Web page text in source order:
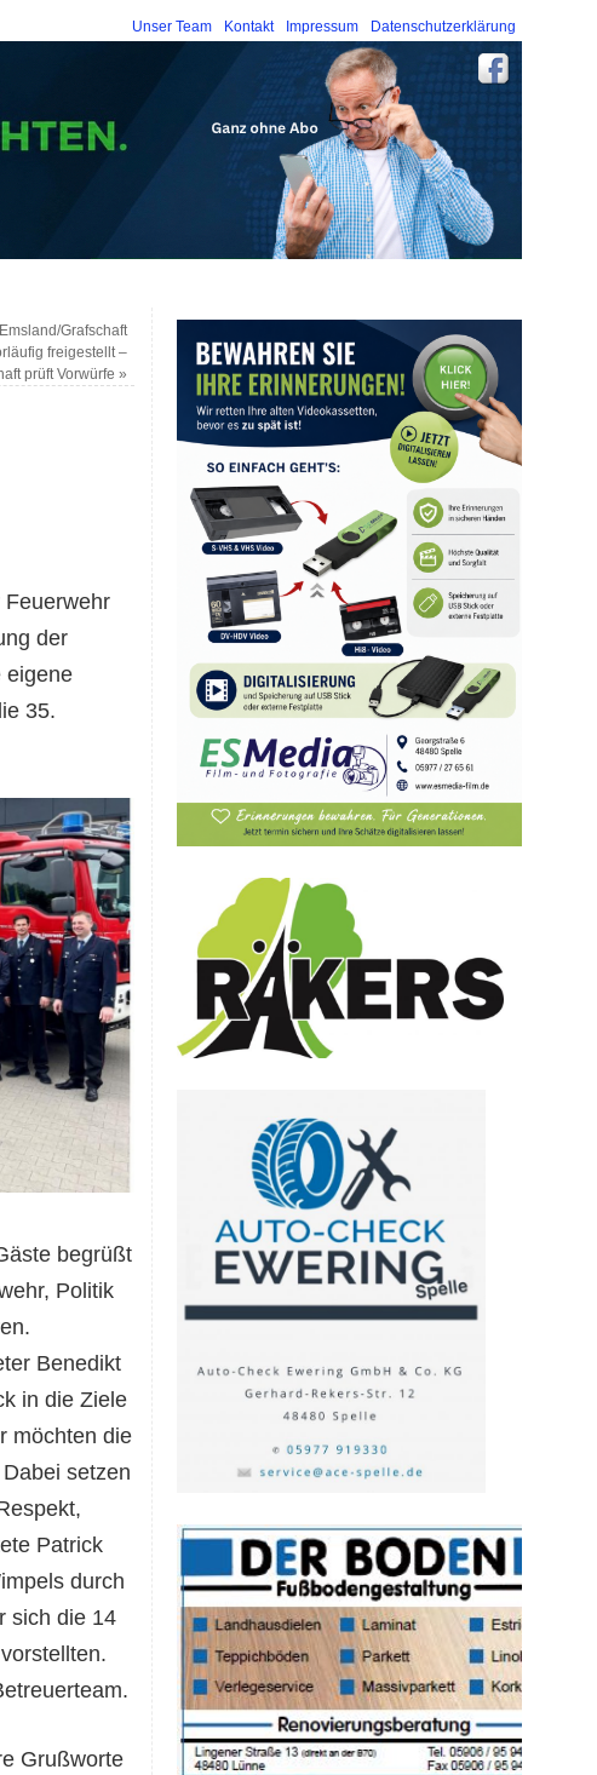
Unser Team Kontakt Impressum Datenschutzerklärung
Grafschaft
freigestellt –
prüft Vorwürfe»
der
eigene
35.
begrüßt
Politik
Benedikt
in die Ziele
möchten die
setzen
Patrick
durch
sich die 14
Grußworte